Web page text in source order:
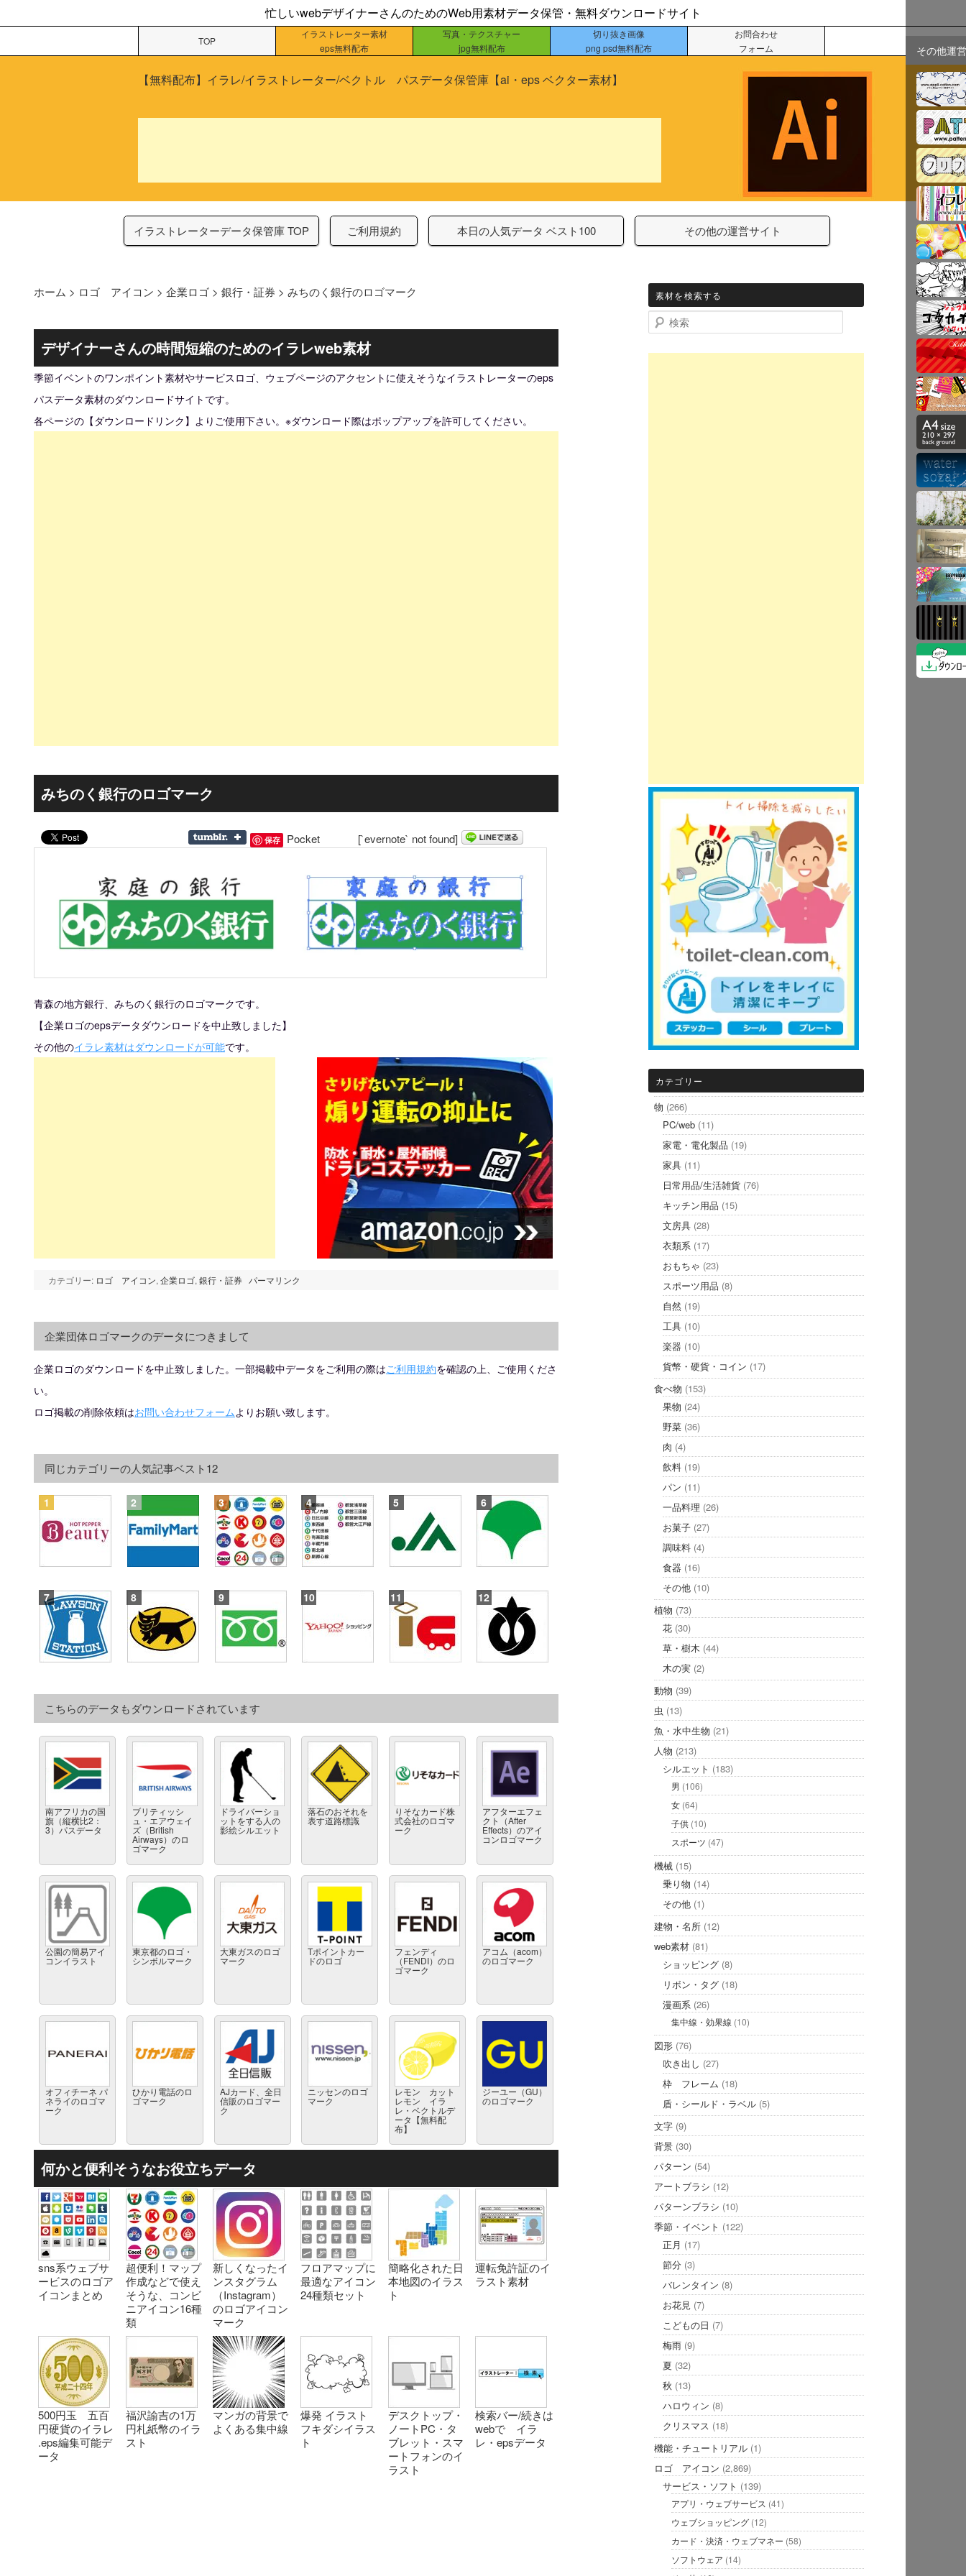
忙しいwebデザイナーさんのためのWeb用素材データ保管・無料ダウンロードサイト
TOP
イラストレーター素材
eps無料配布
写真・テクスチャー
jpg無料配布
切り抜き画像
png psd無料配布
お問合わせ
フォーム
【無料配布】イラレ/イラストレーター/ベクトル パスデータ保管庫【ai・eps ベクター素材】
イラストレーターデータ保管庫 TOP ご利用規約 本日の人気データ ベスト100 その他の運営サイト
ホーム > ロゴ アイコン > 企業ロゴ > 銀行・証券 > みちのく銀行のロゴマーク
デザイナーさんの時間短縮のためのイラレweb素材
季節イベントのワンポイント素材やサービスロゴ、ウェブページのアクセントに使えそうなイラストレーターのeps
パスデータ素材のダウンロードサイトです。
各ページの【ダウンロードリンク】よりご使用下さい。※ダウンロード際はポップアップを許可してください。
みちのく銀行のロゴマーク
保存 Pocket [`evernote` not found]
青森の地方銀行、みちのく銀行のロゴマークです。
【企業ロゴのepsデータダウンロードを中止致しました】
その他のイラレ素材はダウンロードが可能です。
カテゴリー: ロゴ アイコン, 企業ロゴ, 銀行・証券 パーマリンク
企業団体ロゴマークのデータにつきまして
企業ロゴのダウンロードを中止致しました。一部掲載中データをご利用の際はご利用規約を確認の上、ご使用くださ
い。
ロゴ掲載の削除依頼はお問い合わせフォーム よりお願い致します。
同じカテゴリーの人気記事ベスト12
こちらのデータもダウンロードされています
南アフリカの国
旗（縦横比2：
3）パスデータ
ブリティッシ
ュ・エアウェイ
ズ（British
Airways）のロ
ゴマーク
ドライバーショ
ットをする人の
影絵シルエット
落石のおそれを
表す道路標識
りそなカード株
式会社のロゴマ
ーク
アフターエフェ
クト（After
Effects）のアイ
コンロゴマーク
公園の簡易アイ
コンイラスト
東京都のロゴ・
シンボルマーク
大東ガスのロゴ
マーク
Tポイントカー
ドのロゴ
フェンディ
（FENDI）のロ
ゴマーク
アコム（acom）
のロゴマーク
オフィチーネ パ
ネライのロゴマ
ーク
ひかり電話のロ
ゴマーク
AJカード、全日
信販のロゴマー
ク
ニッセンのロゴ
マーク
レモン カット
レモン イラ
レ・ベクトルデ
ータ【無料配
布】
ジーユー（GU）
のロゴマーク
何かと便利そうなお役立ちデータ
sns系ウェブサ
ービスのロゴア
イコンまとめ
超便利！マップ
作成などで使え
そうな、コンビ
ニアイコン16種
類
新しくなったイ
ンスタグラム
（Instagram）
のロゴアイコン
マーク
フロアマップに
最適なアイコン
24種類セット
簡略化された日
本地図のイラス
ト
運転免許証のイ
ラスト素材
500円玉 五百
円硬貨のイラレ
.eps編集可能デ
ータ
福沢諭吉の1万
円札紙幣のイラ
スト
マンガの背景で
よくある集中線
爆発 イラスト
フキダシイラス
ト
デスクトップ・
ノートPC・タ
ブレット・スマ
ートフォンのイ
ラスト
検索バー/続きは
webで イラ
レ・epsデータ
素材を検索する
検索
カテゴリー
物 (266)
PC/web (11)
家電・電化製品 (19)
家具 (11)
日常用品/生活雑貨 (76)
キッチン用品 (15)
文房具 (28)
衣類系 (17)
おもちゃ (23)
スポーツ用品 (8)
自然 (19)
工具 (10)
楽器 (10)
貨幣・硬貨・コイン (17)
食べ物 (153)
果物 (24)
野菜 (36)
肉 (4)
飲料 (19)
パン (11)
一品料理 (26)
お菓子 (27)
調味料 (4)
食器 (16)
その他 (10)
植物 (73)
花 (30)
草・樹木 (44)
木の実 (2)
動物 (39)
虫 (13)
魚・水中生物 (21)
人物 (213)
シルエット (183)
男 (106)
女 (64)
子供 (10)
スポーツ (47)
機械 (15)
乗り物 (14)
その他 (1)
建物・名所 (12)
web素材 (81)
ショッピング (8)
リボン・タグ (18)
漫画系 (26)
集中線・効果線 (10)
図形 (76)
吹き出し (27)
枠 フレーム (18)
盾・シールド・ラベル (5)
文字 (9)
背景 (30)
パターン (54)
アートブラシ (12)
パターンブラシ (10)
季節・イベント (122)
正月 (17)
節分 (3)
バレンタイン (8)
お花見 (7)
こどもの日 (7)
梅雨 (9)
夏 (32)
秋 (13)
ハロウィン (8)
クリスマス (18)
機能・チュートリアル (1)
ロゴ アイコン (2,869)
サービス・ソフト (139)
アプリ・ウェブサービス (41)
ウェブショッピング (12)
カード・決済・ウェブマネー (58)
ソフトウェア (14)
その他運